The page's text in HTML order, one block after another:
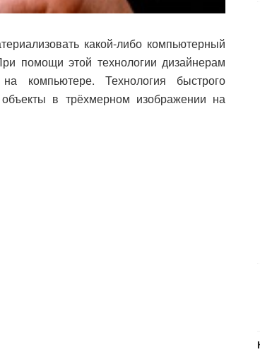
какой-либо компьютерный
помощи этой технологии дизайнерам
компьютере. Технология быстрого
объекты в трёхмерном изображении на